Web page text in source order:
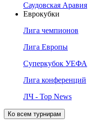
Саудовская Аравия
Еврокубки
Лига чемпионов
Лига Европы
Суперкубок УЕФА
Лига конференций
ЛЧ - Top News
Ко всем турнирам